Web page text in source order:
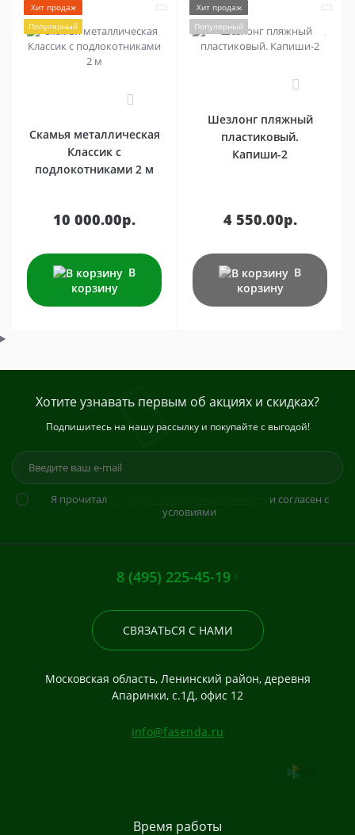
Хит продаж
Популярный
2
Скамья металлическая
Классик с
подлокотниками 2 м
10 000.00р.
В
корзину
Хит продаж
Популярный
0
Шезлонг пляжный
пластиковый.
Капиши-2
4 550.00р.
В
корзину
Хотите узнавать первым об акциях и скидках?
Подпишитесь на нашу рассылку и покупайте с выгодой!
Я прочитал
и согласен с
условиями
8 (495) 225-45-19
СВЯЗАТЬСЯ С НАМИ
Московская область, Ленинский район, деревня
Апаринки, с.1Д, офис 12
info@fasenda.ru
Время работы